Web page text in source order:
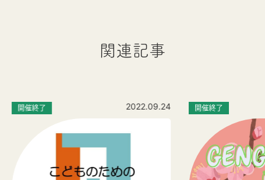
関連記事
開催終了 2022.09.24 開催終了